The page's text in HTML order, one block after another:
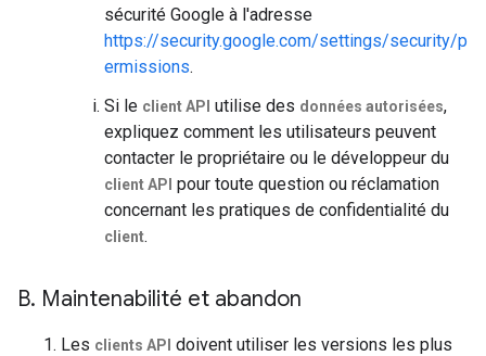
sécurité Google à l'adresse
https://security.google.com/settings/security/p
ermissions.
Si le client API utilise des données autorisées,
expliquez comment les utilisateurs peuvent
contacter le propriétaire ou le développeur du
client API pour toute question ou réclamation
concernant les pratiques de confidentialité du
client.
B. Maintenabilité et abandon
Les clients API doivent utiliser les versions les plus